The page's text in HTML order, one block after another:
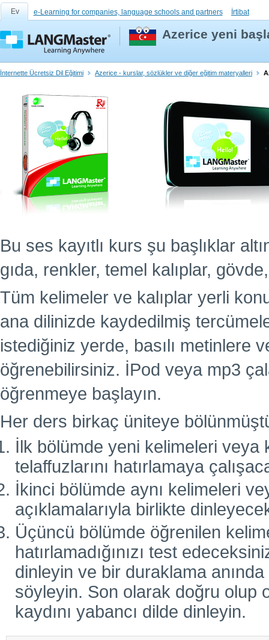
Ev e-Learning for companies, language schools and partners İrtibat
Azerice yeni
İnternette Ücretsiz Dil Eğitimi Azerice - kurslar, sözlükler ve diğer eğitim materyalleri
Bu ses kayıtlı kurs şu başlıklar
gıda, renkler, temel kalıplar,
Tüm kelimeler ve kalıplar yerli
ana dilinizde kaydedilmiş
istediğiniz yerde, basılı metinlere
öğrenebilirsiniz. İPod veya mp3
öğrenmeye başlayın.
Her ders birkaç üniteye
İlk bölümde yeni kelimeleri veya
telaffuzlarını hatırlamaya
İkinci bölümde aynı kelimeleri
açıklamalarıyla birlikte
Üçüncü bölümde öğrenilen
hatırlamadığınızı test
dinleyin ve bir duraklama
söyleyin. Son olarak doğru olup
kaydını yabancı dilde dinleyin.